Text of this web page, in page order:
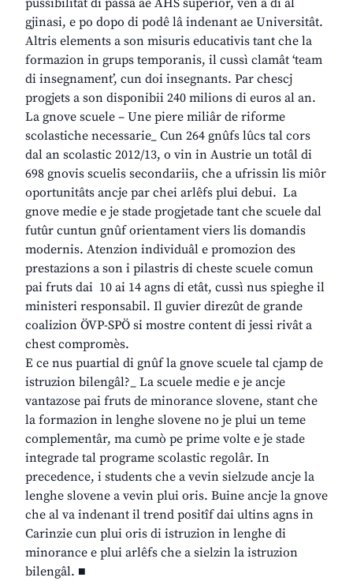
pussibilitât di passâ ae AHS superiôr, ven a dî al
gjinasi, e po dopo di podê lâ indenant ae Universitât.
Altris elements a son misuris educativis tant che la
formazion in grups temporanis, il cussì clamât ‘team
di insegnament’, cun doi insegnants. Par chescj
progjets a son disponibii 240 milions di euros al an.
La gnove scuele – Une piere miliâr de riforme
scolastiche necessarie_ Cun 264 gnûfs lûcs tal cors
dal an scolastic 2012/13, o vin in Austrie un totâl di
698 gnovis scuelis secondariis, che a ufrissin lis miôr
oportunitâts ancje par chei arlêfs plui debui. La
gnove medie e je stade progjetade tant che scuele dal
futûr cuntun gnûf orientament viers lis domandis
modernis. Atenzion individuâl e promozion des
prestazions a son i pilastris di cheste scuele comun
pai fruts dai 10 ai 14 agns di etât, cussì nus spieghe il
ministeri responsabil. Il guvier direzût de grande
coalizion ÖVP-SPÖ si mostre content di jessi rivât a
chest compromès.
E ce nus puartial di gnûf la gnove scuele tal cjamp de
istruzion bilengâl?_ La scuele medie e je ancje
vantazose pai fruts de minorance slovene, stant che
la formazion in lenghe slovene no je plui un teme
complementâr, ma cumò pe prime volte e je stade
integrade tal programe scolastic regolâr. In
precedence, i students che a vevin sielzude ancje la
lenghe slovene a vevin plui oris. Buine ancje la gnove
che al va indenant il trend positîf dai ultins agns in
Carinzie cun plui oris di istruzion in lenghe di
minorance e plui arlêfs che a sielzin la istruzion
bilengâl. ■